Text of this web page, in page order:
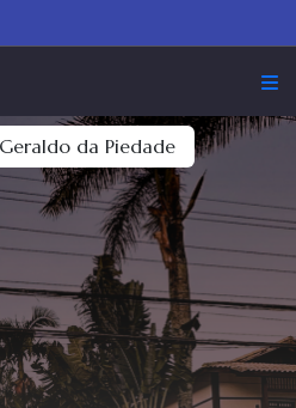
da Piedade